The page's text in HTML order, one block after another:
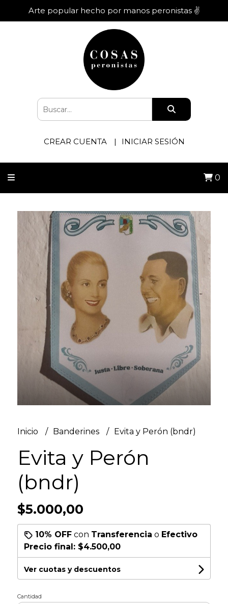
Arte popular hecho por manos peronistas ✌️
CREAR CUENTA INICIAR SESIÓN
0
Inicio Banderines Evita y Perón (bndr)
Evita y Perón
(bndr)
$5.000,00
10% OFFcon Transferencia o Efectivo
Precio final: $4.500,00
Ver cuotas y descuentos
Cantidad